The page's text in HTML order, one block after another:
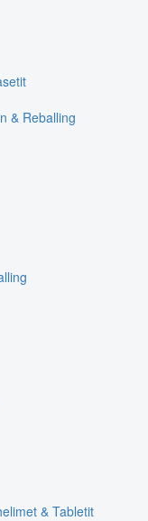
& Reballing
& Tabletit